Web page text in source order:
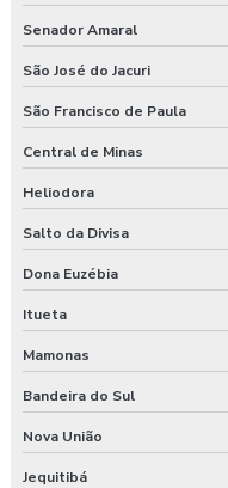
Senador Amaral
São José do Jacuri
São Francisco de Paula
Central de Minas
Heliodora
Salto da Divisa
Dona Euzébia
Itueta
Mamonas
Bandeira do Sul
Nova União
Jequitibá